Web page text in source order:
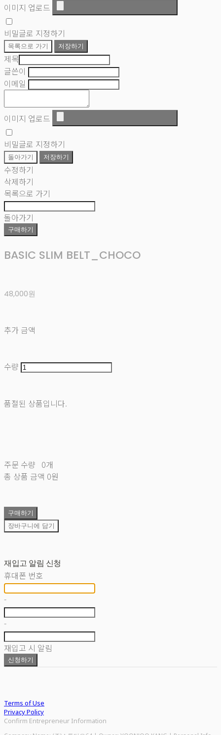
이미지 업로드
비밀글로 지정하기
목록으로 가기 저장하기
제목
글쓴이
이메일
이미지 업로드
비밀글로 지정하기
돌아가기 저장하기
수정하기
삭제하기
목록으로 가기
돌아가기
구매하기
BASIC SLIM BELT_CHOCO
48,000원
추가 금액
수량
품절된 상품입니다.
주문 수량 0개
총 상품 금액 0원
구매하기
장바구니에 담기
재입고 알림 신청
휴대폰 번호
-
-
재입고 시 알림
신청하기
Terms of Use
Privacy Policy
Confirm Entrepreneur Information